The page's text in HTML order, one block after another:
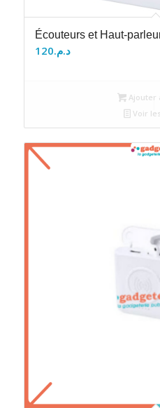
Écouteurs et Haut-
د.م.120
Ajouter
Voir